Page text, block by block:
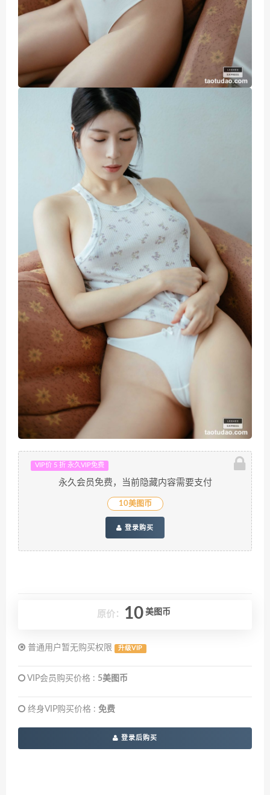
VIP价 5 折 永久VIP免费
永久会员免费，当前隐藏内容需要支付
10美图币
登录购买
原价： 10 美图币
普通用户暂无购买权限 升级VIP
VIP会员购买价格 : 5美图币
终身VIP购买价格 : 免费
登录后购买